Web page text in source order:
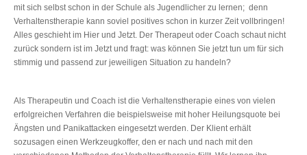
mit sich selbst schon in der Schule als Jugendlicher zu lernen; denn
Verhaltenstherapie kann soviel positives schon in kurzer Zeit vollbringen!
Alles geschieht im Hier und Jetzt. Der Therapeut oder Coach schaut nicht
zurück sondern ist im Jetzt und fragt: was können Sie jetzt tun um für sich
stimmig und passend zur jeweiligen Situation zu handeln?
Als Therapeutin und Coach ist die Verhaltenstherapie eines von vielen
erfolgreichen Verfahren die beispielsweise mit hoher Heilungsquote bei
Ängsten und Panikattacken eingesetzt werden. Der Klient erhält
sozusagen einen Werkzeugkoffer, den er nach und nach mit den